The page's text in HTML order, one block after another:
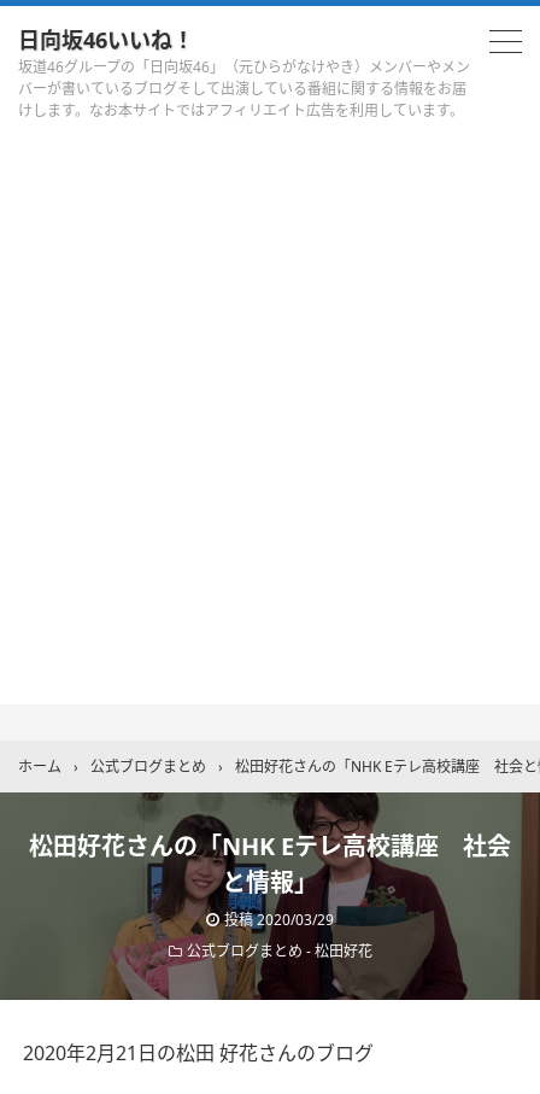
日向坂46いいね！
坂道46グループの「日向坂46」（元ひらがなけやき）メンバーやメン
バーが書いているブログそして出演している番組に関する情報をお届
けします。なお本サイトではアフィリエイト広告を利用しています。
ホーム › 公式ブログまとめ › 松田好花さんの「NHK Eテレ高校講座 社会
松田好花さんの「NHK Eテレ高校講座 社会
と情報」
投稿2020/03/29
公式ブログまとめ -松田好花
2020年2月21日の松田 好花さんのブログ